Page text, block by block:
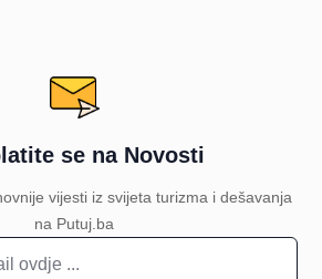
se na Novosti
vijesti iz svijeta turizma i dešavanja
na Putuj.ba